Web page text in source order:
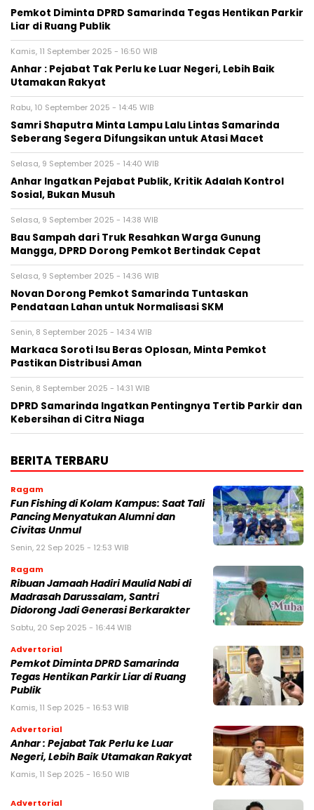
Pemkot Diminta DPRD Samarinda Tegas Hentikan Parkir
Liar di Ruang Publik
Kamis, 11 September 2025 - 16:50 WIB
Anhar : Pejabat Tak Perlu ke Luar Negeri, Lebih Baik
Utamakan Rakyat
Rabu, 10 September 2025 - 14:45 WIB
Samri Shaputra Minta Lampu Lalu Lintas Samarinda
Seberang Segera Difungsikan untuk Atasi Macet
Selasa, 9 September 2025 - 14:40 WIB
Anhar Ingatkan Pejabat Publik, Kritik Adalah Kontrol
Sosial, Bukan Musuh
Selasa, 9 September 2025 - 14:38 WIB
Bau Sampah dari Truk Resahkan Warga Gunung
Mangga, DPRD Dorong Pemkot Bertindak Cepat
Selasa, 9 September 2025 - 14:36 WIB
Novan Dorong Pemkot Samarinda Tuntaskan
Pendataan Lahan untuk Normalisasi SKM
Senin, 8 September 2025 - 14:34 WIB
Markaca Soroti Isu Beras Oplosan, Minta Pemkot
Pastikan Distribusi Aman
Senin, 8 September 2025 - 14:31 WIB
DPRD Samarinda Ingatkan Pentingnya Tertib Parkir dan
Kebersihan di Citra Niaga
BERITA TERBARU
Ragam
Fun Fishing di Kolam Kampus: Saat Tali
Pancing Menyatukan Alumni dan
Civitas Unmul
Senin, 22 Sep 2025 - 12:53 WIB
Ragam
Ribuan Jamaah Hadiri Maulid Nabi di
Madrasah Darussalam, Santri
Didorong Jadi Generasi Berkarakter
Sabtu, 20 Sep 2025 - 16:44 WIB
Advertorial
Pemkot Diminta DPRD Samarinda
Tegas Hentikan Parkir Liar di Ruang
Publik
Kamis, 11 Sep 2025 - 16:53 WIB
Advertorial
Anhar : Pejabat Tak Perlu ke Luar
Negeri, Lebih Baik Utamakan Rakyat
Kamis, 11 Sep 2025 - 16:50 WIB
Advertorial